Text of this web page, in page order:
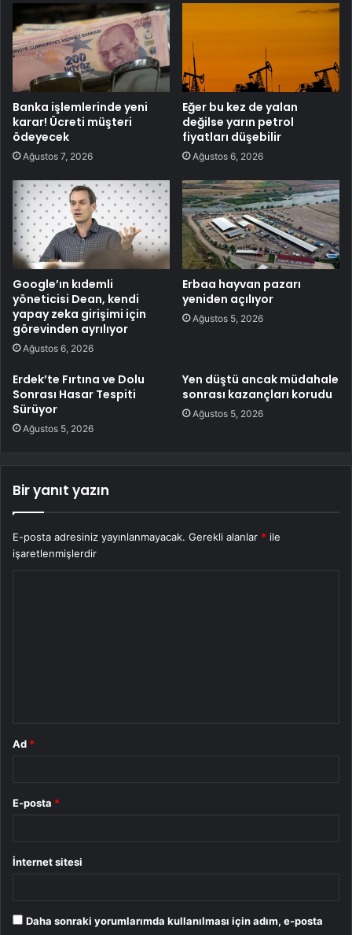
Banka işlemlerinde yeni
karar! Ücreti müşteri
ödeyecek
Ağustos 7, 2026
Eğer bu kez de yalan
değilse yarın petrol
fiyatları düşebilir
Ağustos 6, 2026
Google’ın kıdemli
yöneticisi Dean, kendi
yapay zeka girişimi için
görevinden ayrılıyor
Ağustos 6, 2026
Erbaa hayvan pazarı
yeniden açılıyor
Ağustos 5, 2026
Erdek’te Fırtına ve Dolu
Sonrası Hasar Tespiti
Sürüyor
Ağustos 5, 2026
Yen düştü ancak müdahale
sonrası kazançları korudu
Ağustos 5, 2026
Bir yanıt yazın
E-posta adresiniz yayınlanmayacak. Gerekli alanlar * ile
işaretlenmişlerdir
Ad *
E-posta *
İnternet sitesi
Daha sonraki yorumlarımda kullanılması için adım, e-posta